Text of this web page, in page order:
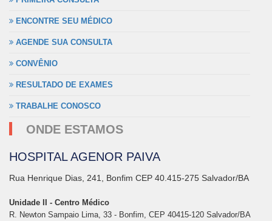
ENCONTRE SEU MÉDICO
AGENDE SUA CONSULTA
CONVÊNIO
RESULTADO DE EXAMES
TRABALHE CONOSCO
ONDE ESTAMOS
HOSPITAL AGENOR PAIVA
Rua Henrique Dias, 241, Bonfim CEP 40.415-275 Salvador/BA
Unidade II - Centro Médico
R. Newton Sampaio Lima, 33 - Bonfim, CEP 40415-120 Salvador/BA